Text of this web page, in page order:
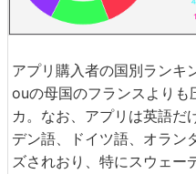
アプリ購入者の国別ランキ
ouの母国のフランスよりも
カ。なお、アプリは英語だ
デン語、ドイツ語、オラン
ズされおり、特にスウェー